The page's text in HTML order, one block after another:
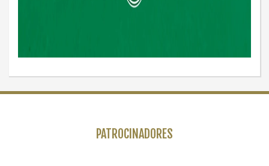
PATROCINADORES